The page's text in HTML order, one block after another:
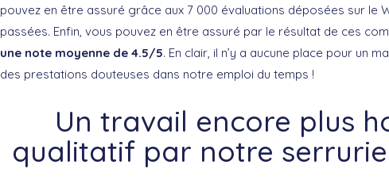
pouvez en être assuré grâce aux 7 000 évaluations déposées sur le
passées. Enfin, vous pouvez en être assuré par le résultat de ces
une note moyenne de 4.5/5. En clair, il n’y a aucune place pour un
des prestations douteuses dans notre emploi du temps !
Un travail encore plus
qualitatif par notre